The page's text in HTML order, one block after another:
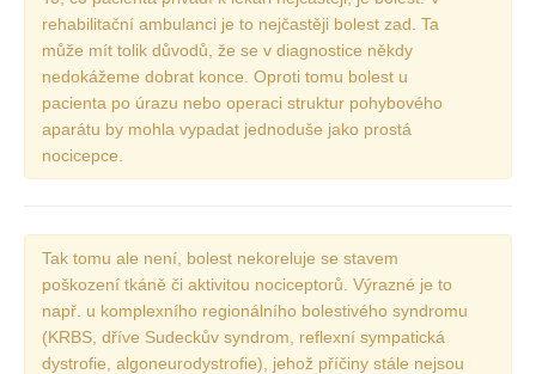
Vydání 1-2/ 2022
Vydání 3-4/ 2022
Vydání 3-4/ 2021
Vydání 2/ 2021
Vydání 1-2/ 2020
Vydání 3-4/ 2019
Vydání 1-2/ 2019
Vydání 4/2018
rehabilitační ambulanci je to nejčastěji bolest zad. Ta
může mít tolik důvodů, že se v diagnostice někdy
nedokážeme dobrat konce. Oproti tomu bolest u
pacienta po úrazu nebo operaci struktur pohybového
aparátu by mohla vypadat jednoduše jako prostá
nocicepce.
Tak tomu ale není, bolest nekoreluje se stavem
poškození tkáně či aktivitou nociceptorů. Výrazné je to
např. u komplexního regionálního bolestivého syndromu
(KRBS, dříve Sudeckův syndrom, reflexní sympatická
dystrofie, algoneurodystrofie), jehož příčiny stále nejsou